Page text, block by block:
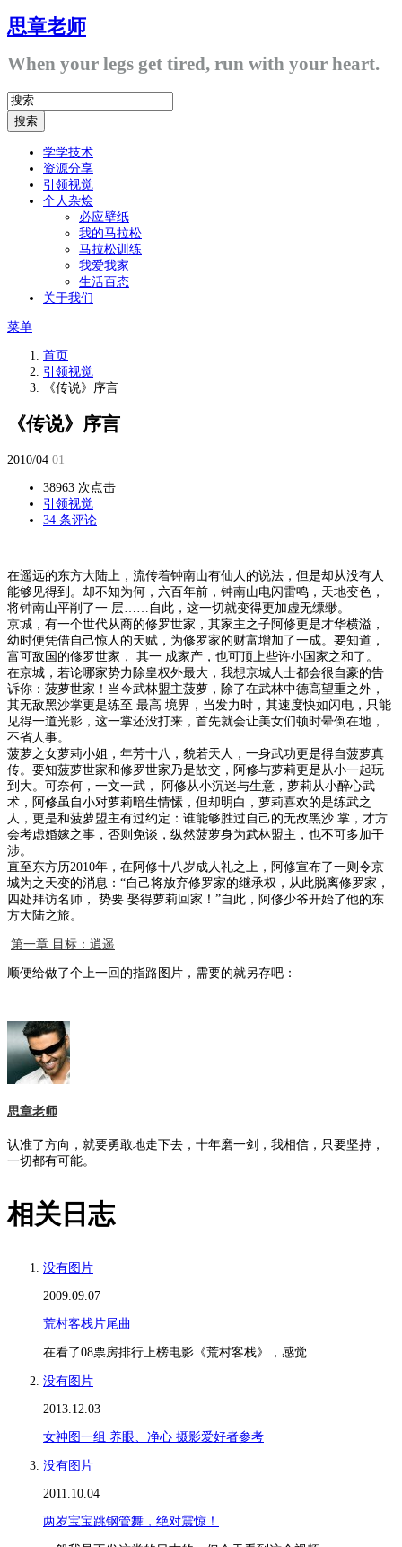
思章老师
When your legs get tired, run with your heart.
学学技术
资源分享
引领视觉
个人杂烩
必应壁纸
我的马拉松
马拉松训练
我爱我家
生活百态
关于我们
菜单
首页
引领视觉
《传说》序言
《传说》序言
2010/04 01
38963 次点击
引领视觉
34 条评论
在遥远的东方大陆上，流传着钟南山有仙人的说法，但是却从没有人
能够见得到。却不知为何，六百年前，钟南山电闪雷鸣，天地变色，
将钟南山平削了一 层……自此，这一切就变得更加虚无缥缈。
京城，有一个世代从商的修罗世家，其家主之子阿修更是才华横溢，
幼时便凭借自己惊人的天赋，为修罗家的财富增加了一成。要知道，
富可敌国的修罗世家， 其一 成家产，也可顶上些许小国家之和了。
在京城，若论哪家势力除皇权外最大，我想京城人士都会很自豪的告
诉你：菠萝世家！当今武林盟主菠萝，除了在武林中德高望重之外，
其无敌黑沙掌更是练至 最高 境界，当发力时，其速度快如闪电，只能
见得一道光影，这一掌还没打来，首先就会让美女们顿时晕倒在地，
不省人事。
菠萝之女萝莉小姐，年芳十八，貌若天人，一身武功更是得自菠萝真
传。要知菠萝世家和修罗世家乃是故交，阿修与萝莉更是从小一起玩
到大。可奈何，一文一武， 阿修从小沉迷与生意，萝莉从小醉心武
术，阿修虽自小对萝莉暗生情愫，但却明白，萝莉喜欢的是练武之
人，更是和菠萝盟主有过约定：谁能够胜过自己的无敌黑沙 掌，才方
会考虑婚嫁之事，否则免谈，纵然菠萝身为武林盟主，也不可多加干
涉。
直至东方历2010年，在阿修十八岁成人礼之上，阿修宣布了一则令京
城为之天变的消息：“自己将放弃修罗家的继承权，从此脱离修罗家，
四处拜访名师， 势要 娶得萝莉回家！”自此，阿修少爷开始了他的东
方大陆之旅。
第一章 目标：逍遥
顺便给做了个上一回的指路图片，需要的就另存吧：
思章老师
认准了方向，就要勇敢地走下去，十年磨一剑，我相信，只要坚持，
一切都有可能。
相关日志
没有图片
2009.09.07
荒村客栈片尾曲
在看了08票房排行上榜电影《荒村客栈》，感觉…
没有图片
2013.12.03
女神图一组 养眼、净心 摄影爱好者参考
没有图片
2011.10.04
两岁宝宝跳钢管舞，绝对震惊！